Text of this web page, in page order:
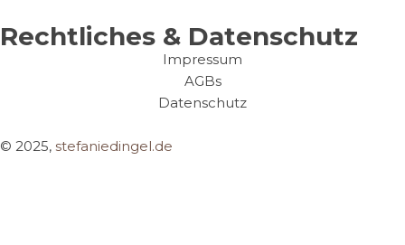
Rechtliches & Datenschutz
Impressum
AGBs
Datenschutz
© 2025, stefaniedingel.de